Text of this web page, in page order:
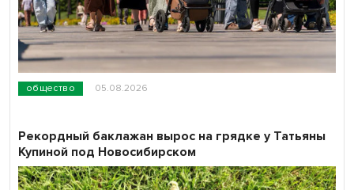
общество 05.08.2026
Рекордный баклажан вырос на грядке у Татьяны
Купиной под Новосибирском